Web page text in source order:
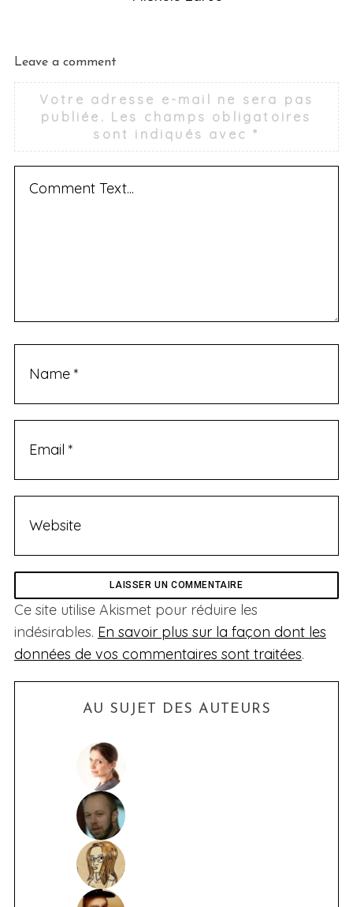
Leave a comment
Votre adresse e-mail ne sera pas
publiée. Les champs obligatoires
sont indiqués avec*
Ce site utilise Akismet pour réduire les
indésirables. En savoir plus sur la façon dont les
données de vos commentaires sont traitées.
AU SUJET DES AUTEURS